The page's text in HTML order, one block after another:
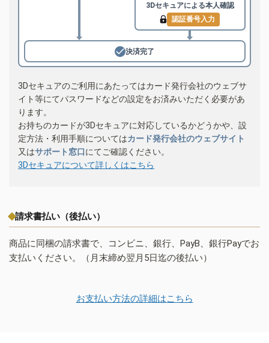
3Dセキュアによる本人確認
認証番号入力
決済完了
3Dセキュアのご利用にあたってはカード発行会社のウェブサ
イト等にてパスワードなどの設定をお済みいただく必要があ
ります。
お持ちのカードが3Dセキュアに対応しているかどうかや、設
定方法・利用手順についてはカード発行会社のウェブサイト
又はサポート窓口にてご確認ください。
3Dセキュアについて詳しくはこちら
請求書払い（後払い）
商品に同梱の請求書で、コンビニ、銀行、PayB、銀行Payでお
支払いください。（月末締め翌月5日迄の後払い）
お支払い方法の詳細はこちら